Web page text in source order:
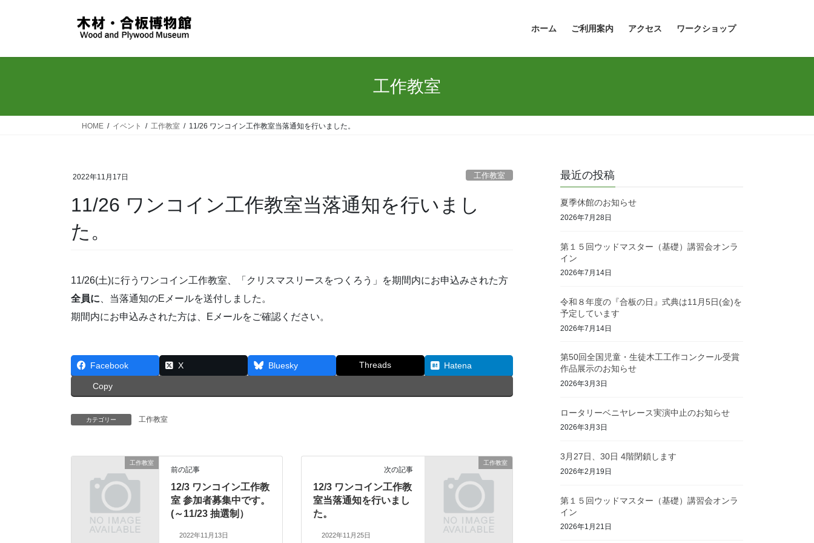
ホーム ご利用案内 アクセス ワークショップ
工作教室
HOME イベント 工作教室 11/26 ワンコイン工作教室当落通知を行いました。
2022年11月17日 工作教室
11/26 ワンコイン工作教室当落通知を行いまし
た。
11/26(土)に行うワンコイン工作教室、「クリスマスリースをつくろう」を期間内にお申込みされた方
全員に 、当落通知のEメールを送付しました。
期間内にお申込みされた方は、Eメールをご確認ください。
Facebook X Bluesky Threads Hatena
Copy
カテゴリー 工作教室
工作教室
前の記事
12/3 ワンコイン工作教
室 参加者募集中です。
(～11/23 抽選制）
2022年11月13日
工作教室
次の記事
12/3 ワンコイン工作教
室当落通知を行いまし
た。
2022年11月25日
最近の投稿
夏季休館のお知らせ
2026年7月28日
第１５回ウッドマスター（基礎）講習会オンラ
イン
2026年7月14日
令和８年度の『合板の日』式典は11月5日(金)を
予定しています
2026年7月14日
第50回全国児童・生徒木工工作コンクール受賞
作品展示のお知らせ
2026年3月3日
ロータリーベニヤレース実演中止のお知らせ
2026年3月3日
3月27日、30日 4階閉鎖します
2026年2月19日
第１５回ウッドマスター（基礎）講習会オンラ
イン
2026年1月21日